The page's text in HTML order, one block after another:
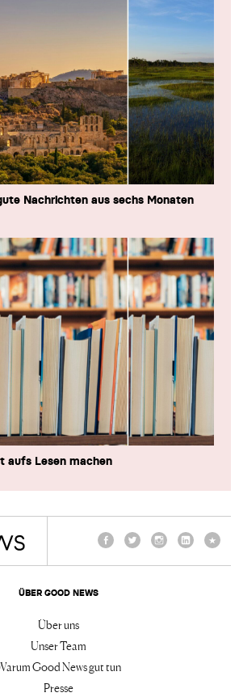
Nachrichten aus sechs Monaten
aufs Lesen machen
ÜBER GOOD NEWS
Über uns
Unser Team
Good News gut tun
Presse